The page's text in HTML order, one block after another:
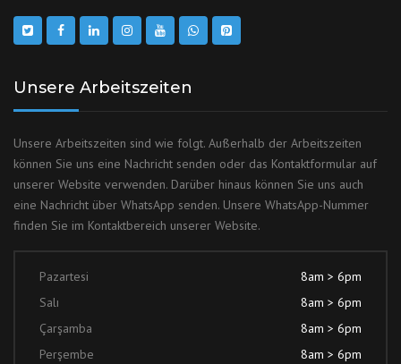
Unsere Arbeitszeiten
Unsere Arbeitszeiten sind wie folgt. Außerhalb der Arbeitszeiten
können Sie uns eine Nachricht senden oder das Kontaktformular auf
unserer Website verwenden. Darüber hinaus können Sie uns auch
eine Nachricht über WhatsApp senden. Unsere WhatsApp-Nummer
finden Sie im Kontaktbereich unserer Website.
Pazartesi
8am > 6pm
Salı
8am > 6pm
Çarşamba
8am > 6pm
Perşembe
8am > 6pm